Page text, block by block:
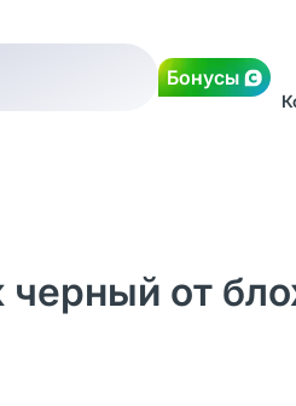
Бонусы
от